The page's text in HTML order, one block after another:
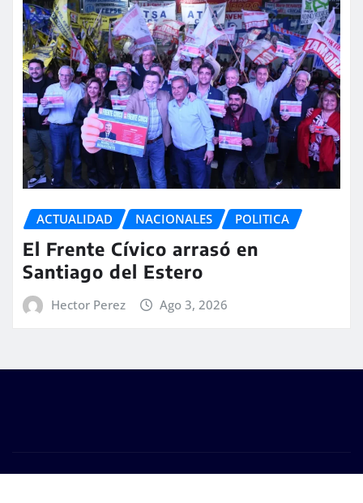
ACTUALIDAD NACIONALES POLITICA
El Frente Cívico arrasó en
Santiago del Estero
Hector Perez Ago 3, 2026